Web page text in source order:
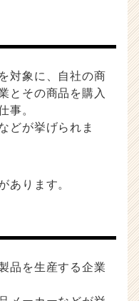
対象に、自社の商
とその商品を購入
事。
どが挙げられま
あります。
品を生産する企業